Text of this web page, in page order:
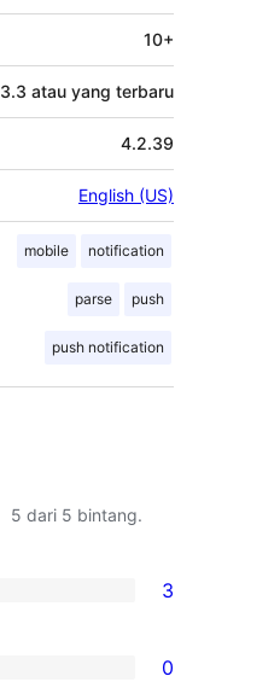
10+
3.3 atau yang terbaru
4.2.39
English (US)
mobile notification
parse push
push notification
5 dari 5 bintang.
3
0